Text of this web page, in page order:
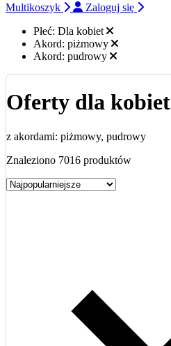
Multikoszyk
Zaloguj się
Płeć: Dla kobiet
Akord: piżmowy
Akord: pudrowy
Oferty dla kobiet
z akordami: piżmowy, pudrowy
Znaleziono 7016 produktów